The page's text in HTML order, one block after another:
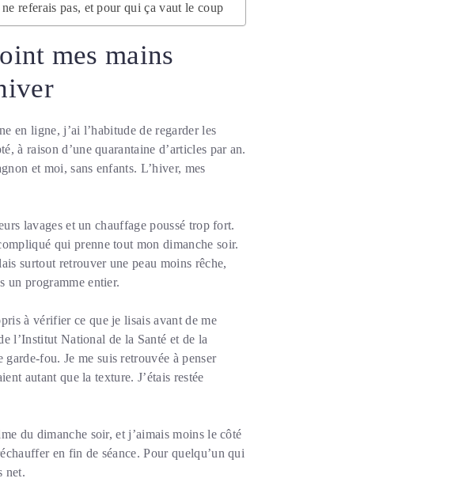
referais pas, et pour qui ça vaut le coup
mes mains
en ligne, j’ai l’habitude de regarder les
à raison d’une quarantaine d’articles par an.
et moi, sans enfants. L’hiver, mes
lavages et un chauffage poussé trop fort.
qui prenne tout mon dimanche soir.
surtout retrouver une peau moins rêche,
un programme entier.
à vérifier ce que je lisais avant de me
l’Institut National de la Santé et de la
fou. Je me suis retrouvée à penser
autant que la texture. J’étais restée
du dimanche soir, et j’aimais moins le côté
en fin de séance. Pour quelqu’un qui
net.